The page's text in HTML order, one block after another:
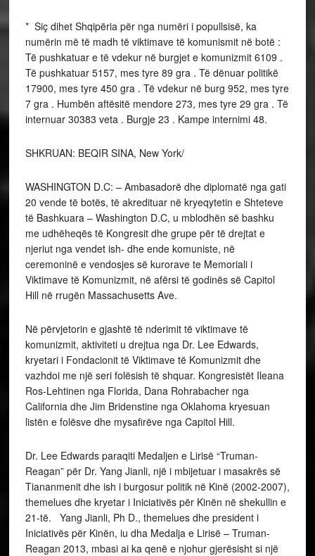
* Siç dihet Shqipëria për nga numëri i popullsisë, ka
numërin më të madh të viktimave të komunismit në botë :
Të pushkatuar e të vdekur në burgjet e komunizmit 6109 .
Të pushkatuar 5157, mes tyre 89 gra . Të dënuar politikë
17900, mes tyre 450 gra . Të vdekur në burg 952, mes tyre
7 gra . Humbën aftësitë mendore 273, mes tyre 29 gra . Të
internuar 30383 veta . Burgje 23 . Kampe internimi 48.
SHKRUAN: BEQIR SINA, New York/
WASHINGTON D.C: – Ambasadorë dhe diplomatë nga gati
20 vende të botës, të akredituar në kryeqytetin e Shteteve
të Bashkuara – Washington D.C, u mblodhën së bashku
me udhëheqës të Kongresit dhe grupe për të drejtat e
njeriut nga vendet ish- dhe ende komuniste, në
ceremoninë e vendosjes së kurorave te Memoriali i
Viktimave të Komunizmit, në afërsi të godinës së Capitol
Hill në rrugën Massachusetts Ave.
Në përvjetorin e gjashtë të nderimit të viktimave të
komunizmit, aktiviteti u drejtua nga Dr. Lee Edwards,
kryetari i Fondacionit të Viktimave të Komunizmit dhe
vazhdoi me një seri folësish të shquar. Kongresistët Ileana
Ros-Lehtinen nga Florida, Dana Rohrabacher nga
California dhe Jim Bridenstine nga Oklahoma kryesuan
listën e folësve dhe mysafirëve nga Capitol Hill.
Dr. Lee Edwards paraqiti Medaljen e Lirisë “Truman-
Reagan” për Dr. Yang Jianli, një i mbijetuar i masakrës së
Tiananmenit dhe ish i burgosur politik në Kinë (2002-2007),
themelues dhe kryetar i Iniciativës për Kinën në shekullin e
21-të. Yang Jianli, Ph D., themelues dhe president i
Iniciativës për Kinën, iu dha Medalja e Lirisë – Truman-
Reagan 2013, mbasi ai ka qenë e njohur gjerësisht si një